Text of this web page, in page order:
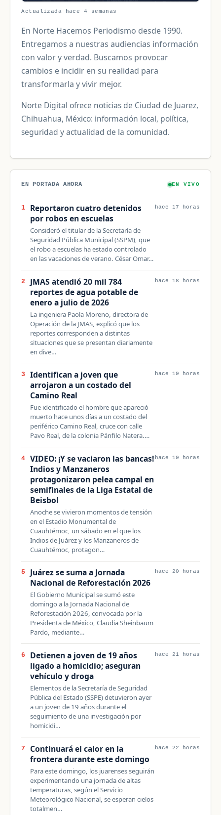
Actualizada hace 4 semanas
En Norte Hacemos Periodismo desde 1990.
Entregamos a nuestras audiencias información
con valor y verdad. Buscamos provocar
cambios e incidir en su realidad para
transformarla y vivir mejor.
Norte Digital ofrece noticias de Ciudad de Juarez,
Chihuahua, México: información local, política,
seguridad y actualidad de la comunidad.
EN PORTADA AHORA EN VIVO
1
Reportaron cuatro detenidos
por robos en escuelas
Consideró el titular de la Secretaría de
Seguridad Pública Municipal (SSPM), que
el robo a escuelas ha estado controlado
en las vacaciones de verano. César Omar…
hace 17 horas
2
JMAS atendió 20 mil 784
reportes de agua potable de
enero a julio de 2026
La ingeniera Paola Moreno, directora de
Operación de la JMAS, explicó que los
reportes corresponden a distintas
situaciones que se presentan diariamente
en dive…
hace 18 horas
3
Identifican a joven que
arrojaron a un costado del
Camino Real
Fue identificado el hombre que apareció
muerto hace unos días a un costado del
periférico Camino Real, cruce con calle
Pavo Real, de la colonia Pánfilo Natera.…
hace 19 horas
4
VIDEO: ¡Y se vaciaron las bancas!
Indios y Manzaneros
protagonizaron pelea campal en
semifinales de la Liga Estatal de
Beisbol
Anoche se vivieron momentos de tensión
en el Estadio Monumental de
Cuauhtémoc, un sábado en el que los
Indios de Juárez y los Manzaneros de
Cuauhtémoc, protagon…
hace 19 horas
5
Juárez se suma a Jornada
Nacional de Reforestación 2026
El Gobierno Municipal se sumó este
domingo a la Jornada Nacional de
Reforestación 2026, convocada por la
Presidenta de México, Claudia Sheinbaum
Pardo, mediante…
hace 20 horas
6
Detienen a joven de 19 años
ligado a homicidio; aseguran
vehículo y droga
Elementos de la Secretaría de Seguridad
Pública del Estado (SSPE) detuvieron ayer
a un joven de 19 años durante el
seguimiento de una investigación por
homicidi…
hace 21 horas
7
Continuará el calor en la
frontera durante este domingo
Para este domingo, los juarenses seguirán
experimentando una jornada de altas
temperaturas, según el Servicio
Meteorológico Nacional, se esperan cielos
totalmen…
hace 22 horas